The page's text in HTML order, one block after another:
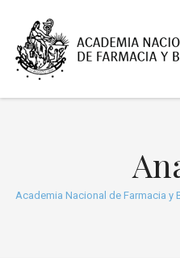
Academia Nacional de Farmacia y